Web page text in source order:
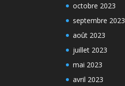
octobre 2023
septembre 2023
août 2023
juillet 2023
mai 2023
avril 2023